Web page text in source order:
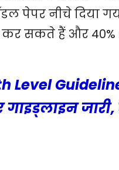
पेपर नीचे दिया
कर सकते हैं और 40%
Level
जारी,